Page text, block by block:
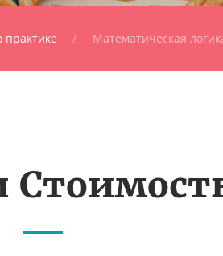
практике Математическая